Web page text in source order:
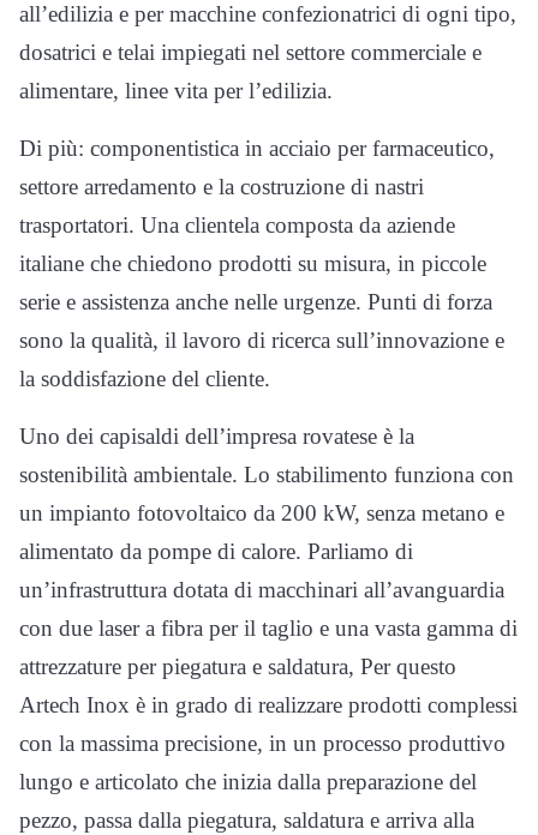
all’edilizia e per macchine confezionatrici di ogni tipo,
dosatrici e telai impiegati nel settore commerciale e
alimentare, linee vita per l’edilizia.
Di più: componentistica in acciaio per farmaceutico,
settore arredamento e la costruzione di nastri
trasportatori. Una clientela composta da aziende
italiane che chiedono prodotti su misura, in piccole
serie e assistenza anche nelle urgenze. Punti di forza
sono la qualità, il lavoro di ricerca sull’innovazione e
la soddisfazione del cliente.
Uno dei capisaldi dell’impresa rovatese è la
sostenibilità ambientale. Lo stabilimento funziona con
un impianto fotovoltaico da 200 kW, senza metano e
alimentato da pompe di calore. Parliamo di
un’infrastruttura dotata di macchinari all’avanguardia
con due laser a fibra per il taglio e una vasta gamma di
attrezzature per piegatura e saldatura, Per questo
Artech Inox è in grado di realizzare prodotti complessi
con la massima precisione, in un processo produttivo
lungo e articolato che inizia dalla preparazione del
pezzo, passa dalla piegatura, saldatura e arriva alla